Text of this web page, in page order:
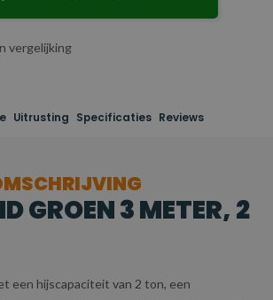
vergelijking
Uitrusting Specificaties Reviews
GROEN 3 METER, 2
een hijscapaciteit van 2 ton, een